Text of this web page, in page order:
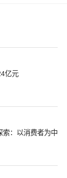
亿元
：以消费者为中